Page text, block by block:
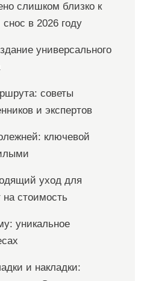
слишком близко к
в 2026 году
универсального
советы
и экспертов
ключевой
уход для
стоимость
уникальное
и накладки: